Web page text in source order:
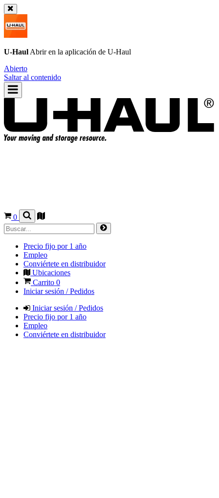
U-Haul Abrir en la aplicación de U-Haul
Abierto
Saltar al contenido
0
Precio fijo por 1 año
Empleo
Conviértete en distribuidor
Ubicaciones
Carrito 0
Iniciar sesión / Pedidos
Iniciar sesión / Pedidos
Precio fijo por 1 año
Empleo
Conviértete en distribuidor